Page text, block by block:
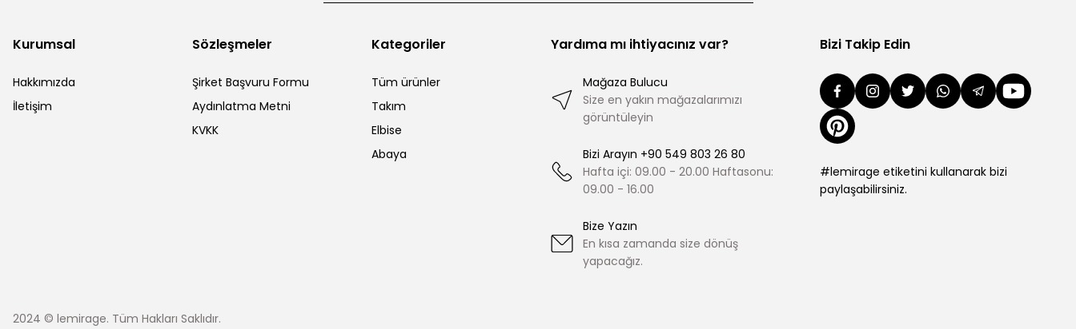
Kurumsal
Hakkımızda
İletişim
Sözleşmeler
Şirket Başvuru Formu
Aydınlatma Metni
KVKK
Kategoriler
Tüm ürünler
Takım
Elbise
Abaya
Yardıma mı ihtiyacınız var?
Mağaza Bulucu
Size en yakın mağazalarımızı
görüntüleyin
Bizi Arayın +90 549 803 26 80
Hafta içi: 09.00 - 20.00 Haftasonu:
09.00 - 16.00
Bize Yazın
En kısa zamanda size dönüş
yapacağız.
Bizi Takip Edin
#lemirage etiketini kullanarak bizi
paylaşabilirsiniz.
2024 © lemirage. Tüm Hakları Saklıdır.